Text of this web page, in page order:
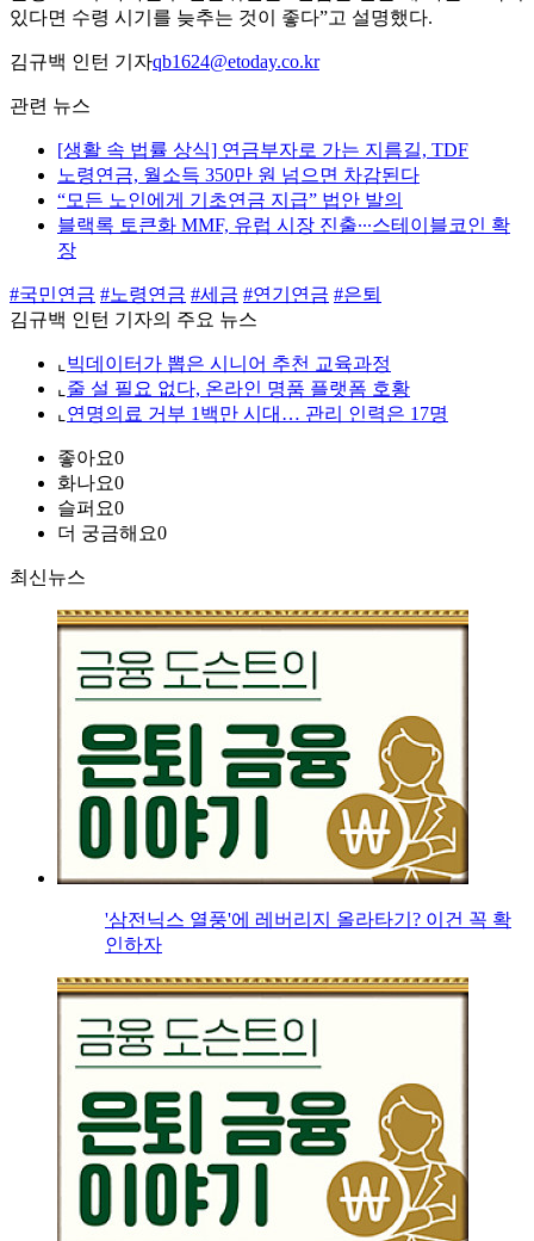
있다면 수령 시기를 늦추는 것이 좋다”고 설명했다.
김규백 인턴 기자qb1624@etoday.co.kr
관련 뉴스
[생활 속 법률 상식] 연금부자로 가는 지름길, TDF
노령연금, 월소득 350만 원 넘으면 차감된다
“모든 노인에게 기초연금 지급” 법안 발의
블랙록 토큰화 MMF, 유럽 시장 진출∙∙∙스테이블코인 확
장
#국민연금 #노령연금 #세금 #연기연금 #은퇴
김규백 인턴 기자의 주요 뉴스
⌞ 빅데이터가 뽑은 시니어 추천 교육과정
⌞ 줄 설 필요 없다, 온라인 명품 플랫폼 호황
⌞ 연명의료 거부 1백만 시대… 관리 인력은 17명
좋아요0
화나요0
슬퍼요0
더 궁금해요0
최신뉴스
'삼전닉스 열풍'에 레버리지 올라타기? 이건 꼭 확
인하자